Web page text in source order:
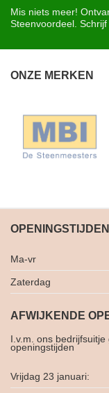
Mis niets meer!
Steenvoordeel.
ONZE MERKEN
OPENINGSTIJDEN
Ma-vr
Zaterdag
AFWIJKENDE
I.v.m. ons
openingstijden
Vrijdag 23 januari: